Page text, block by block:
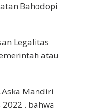
Bahodopi
Legalitas
atau
Mandiri
. bahwa